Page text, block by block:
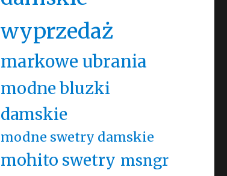
wyprzedaż
markowe ubrania
modne bluzki
damskie
modne swetry damskie
mohito swetry msngr